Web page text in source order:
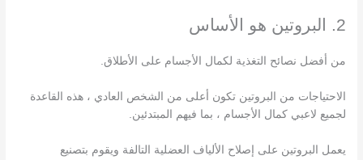
2. البروتين هو الأساس
من أفضل نصائح التغذية لكمال الأجسام على الأطلاق.
الاحتياجات من البروتين تكون أعلى من الشخص العادي ، هذه القاعدة
لجميع لاعبي كمال الأجسام ، بما فيهم المبتدئين.
يعمل البروتين على إصلاح الألياف العضلية التالفة ويقوم بتصنيع